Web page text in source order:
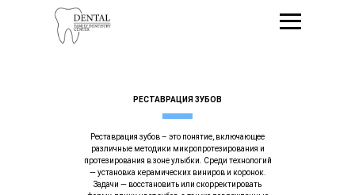
РЕСТАВРАЦИЯ ЗУБОВ
Реставрация зубов – это понятие, включающее
различные методики микропротезирования и
протезирования в зоне улыбки. Среди технологий
— установка керамических виниров и коронок.
Задачи — восстановить или скорректировать